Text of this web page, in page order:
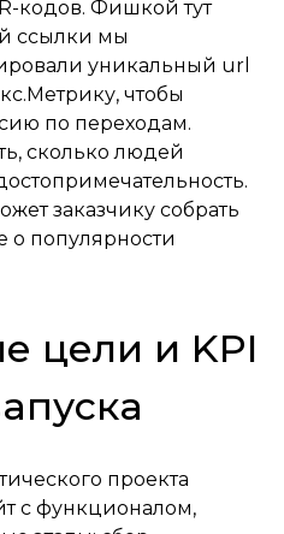
кодов. Фишкой тут
ссылки мы
уникальный url
чтобы
по переходам.
сколько людей
заказчику собрать
о популярности
цели и KPI
проекта
с функционалом,